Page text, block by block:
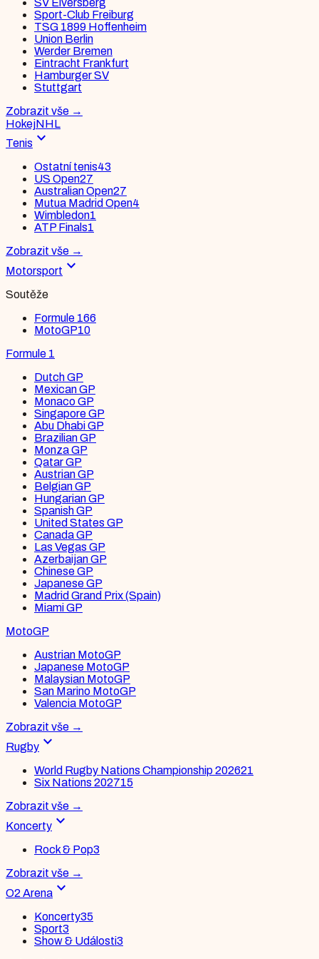
SV Elversberg
Sport-Club Freiburg
TSG 1899 Hoffenheim
Union Berlin
Werder Bremen
Eintracht Frankfurt
Hamburger SV
Stuttgart
Zobrazit vše →
HokejNHL
Tenis expand_more
Ostatní tenis43
US Open27
Australian Open27
Mutua Madrid Open4
Wimbledon1
ATP Finals1
Zobrazit vše →
Motorsport expand_more
Soutěže
Formule 166
MotoGP10
Formule 1
Dutch GP
Mexican GP
Monaco GP
Singapore GP
Abu Dhabi GP
Brazilian GP
Monza GP
Qatar GP
Austrian GP
Belgian GP
Hungarian GP
Spanish GP
United States GP
Canada GP
Las Vegas GP
Azerbaijan GP
Chinese GP
Japanese GP
Madrid Grand Prix (Spain)
Miami GP
MotoGP
Austrian MotoGP
Japanese MotoGP
Malaysian MotoGP
San Marino MotoGP
Valencia MotoGP
Zobrazit vše →
Rugby expand_more
World Rugby Nations Championship 202621
Six Nations 202715
Zobrazit vše →
Koncerty expand_more
Rock & Pop3
Zobrazit vše →
O2 Arena expand_more
Koncerty35
Sport3
Show & Události3